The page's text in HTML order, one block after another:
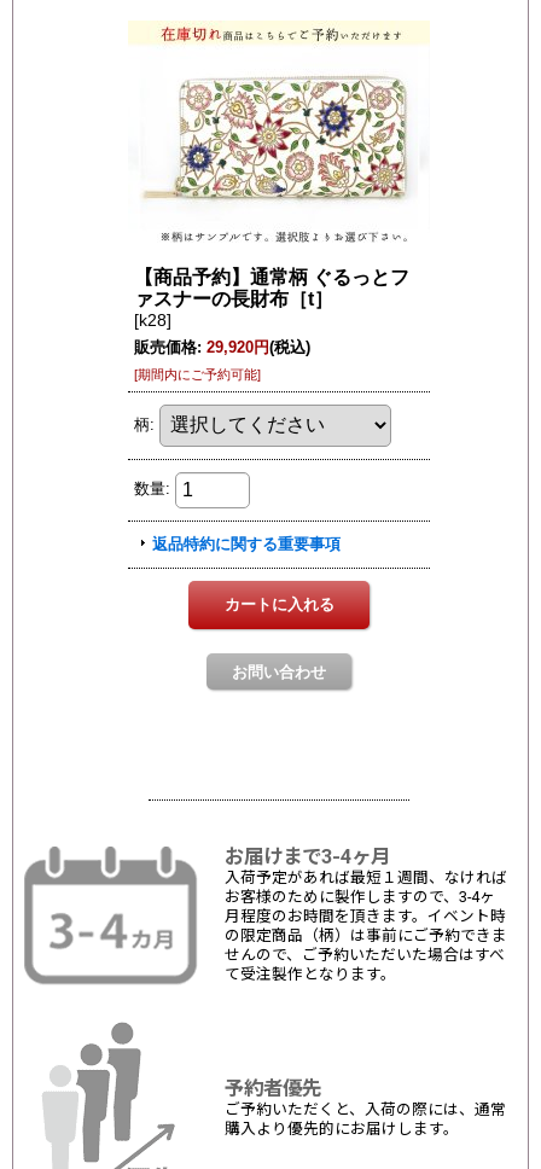
お届けまで3-4ヶ月
入荷予定があれば最短１週間、なければ
お客様のために製作しますので、3-4ヶ
月程度のお時間を頂きます。イベント時
の限定商品（柄）は事前にご予約できま
せんので、ご予約いただいた場合はすべ
て受注製作となります。
予約者優先
ご予約いただくと、入荷の際には、通常
購入より優先的にお届けします。